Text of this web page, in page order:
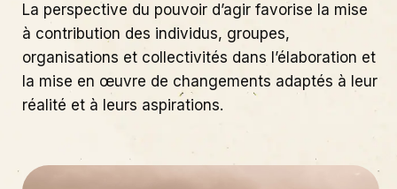
La perspective du pouvoir d’agir favorise la mise
à contribution des individus, groupes,
organisations et collectivités dans l’élaboration et
la mise en œuvre de changements adaptés à leur
réalité et à leurs aspirations.